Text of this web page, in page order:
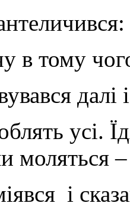
в тому
далі
усі.
моляться
і